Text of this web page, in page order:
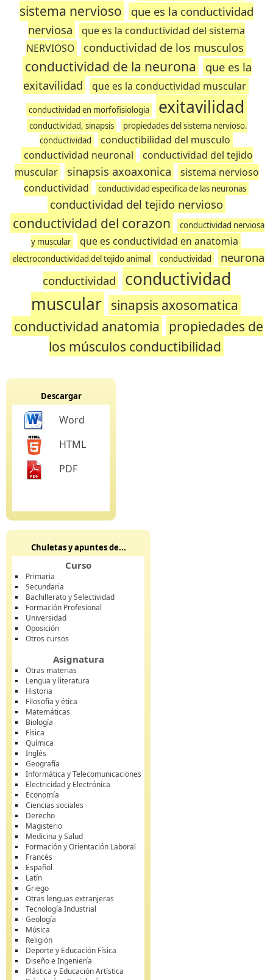
sistema nervioso
que es la conductividad
nerviosa
que es la conductividad del sistema
NERVIOSO
conductividad de los musculos
conductividad de la neurona
que es la
exitavilidad
que es la conductividad muscular
conductividad en morfofisiologia exitavilidad
conductividad, sinapsis
propiedades del sistema nervioso.
conductividad
conductibilidad del musculo
conductividad neuronal
conductividad del tejido
muscular
sinapsis axoaxonica
sistema nervioso
conductividad
conductividad especifica de las neuronas
conductividad del tejido nervioso
conductividad del corazon
conductividad nerviosa
y muscular
que es conductividad en anatomia
electroconductividad del tejido animal conductividad
neurona
conductividad
conductividad
muscular sinapsis axosomatica
conductividad anatomia propiedades de
los músculos conductibilidad
Descargar
Word
HTML
PDF
Chuletas y apuntes de...
Curso
Primaria
Secundaria
Bachillerato y Selectividad
Formación Profesional
Universidad
Oposición
Otros cursos
Asignatura
Otras materias
Lengua y literatura
Historia
Filosofía y ética
Matemáticas
Biología
Física
Química
Inglés
Geografía
Informática y Telecomunicaciones
Electricidad y Electrónica
Economía
Ciencias sociales
Derecho
Magisterio
Medicina y Salud
Formación y Orientación Laboral
Francés
Español
Latín
Griego
Otras lenguas extranjeras
Tecnología Industrial
Geología
Música
Religión
Deporte y Educación Física
Diseño e Ingeniería
Plástica y Educación Artística